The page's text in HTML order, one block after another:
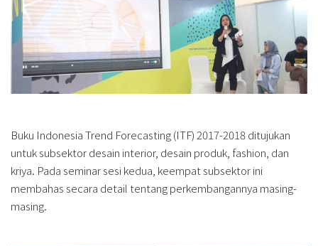
Buku Indonesia Trend Forecasting (ITF) 2017-2018 ditujukan
untuk subsektor desain interior, desain produk, fashion, dan
kriya. Pada seminar sesi kedua, keempat subsektor ini
membahas secara detail tentang perkembangannya masing-
masing.